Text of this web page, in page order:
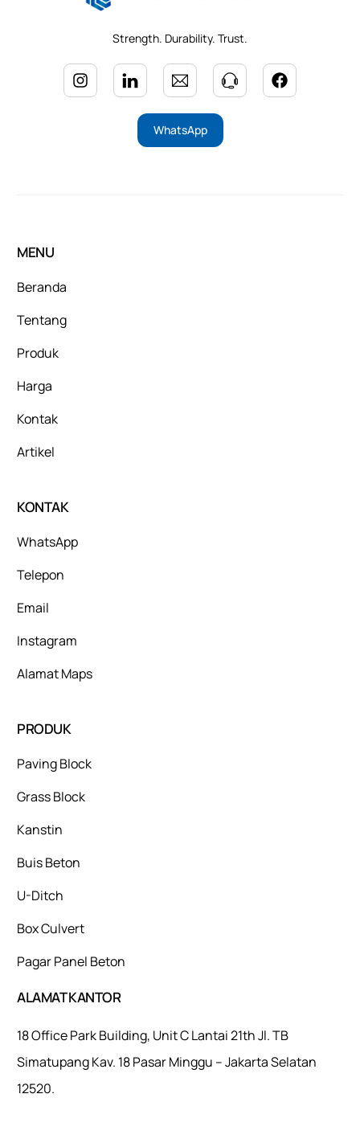
Strength. Durability. Trust.
WhatsApp
MENU
Beranda
Tentang
Produk
Harga
Kontak
Artikel
KONTAK
WhatsApp
Telepon
Email
Instagram
Alamat Maps
PRODUK
Paving Block
Grass Block
Kanstin
Buis Beton
U-Ditch
Box Culvert
Pagar Panel Beton
ALAMAT KANTOR
18 Office Park Building, Unit C Lantai 21th Jl. TB
Simatupang Kav. 18 Pasar Minggu – Jakarta Selatan
12520.